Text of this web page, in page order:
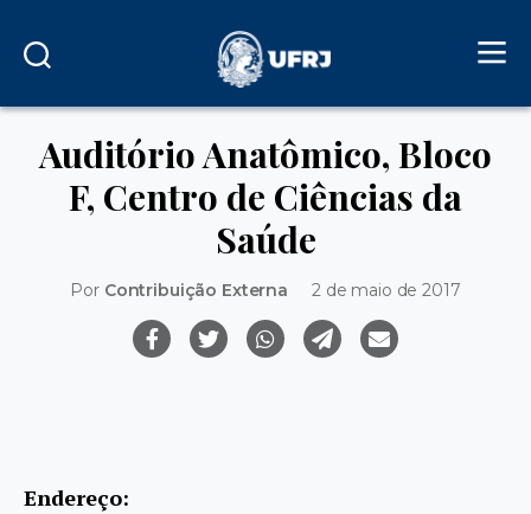
Auditório Anatômico, Bloco
F, Centro de Ciências da
Saúde
Por Contribuição Externa 2 de maio de 2017
Endereço: